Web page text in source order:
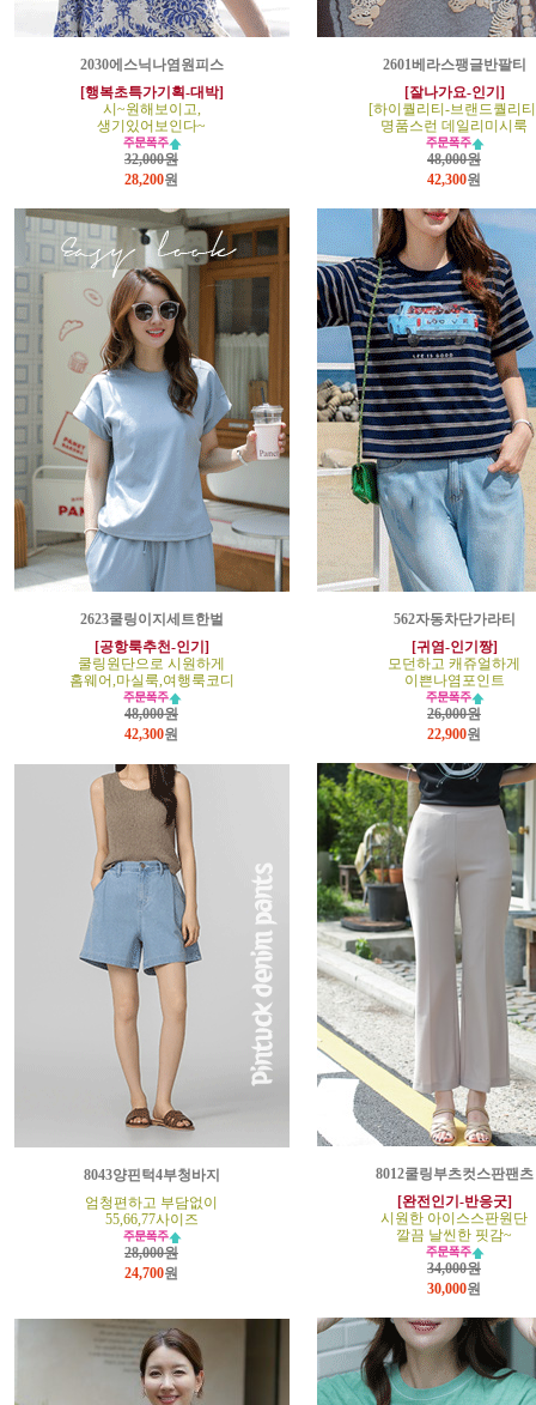
2030에스닉나염원피스
[행복초특가기획-대박]
시~원해보이고,
생기있어보인다~
32,000원
28,200원
2601베라스팽글반팔티
[잘나가요-인기]
[하이퀄리티-브랜드퀄리
명품스런 데일리미시룩
48,000원
42,300원
2623쿨링이지세트한벌
[공항룩추천-인기]
쿨링원단으로 시원하게
홈웨어,마실룩,여행룩코디
48,000원
42,300원
562자동차단가라티
[귀염-인기짱]
모던하고 캐쥬얼하게
이쁜나염포인트
26,000원
22,900원
8043양핀턱4부청바지
엄청편하고 부담없이
55,66,77사이즈
28,000원
24,700원
8012쿨링부츠컷스판팬츠
[완전인기-반응굿]
시원한 아이스스판원단
깔끔 날씬한 핏감~
34,000원
30,000원